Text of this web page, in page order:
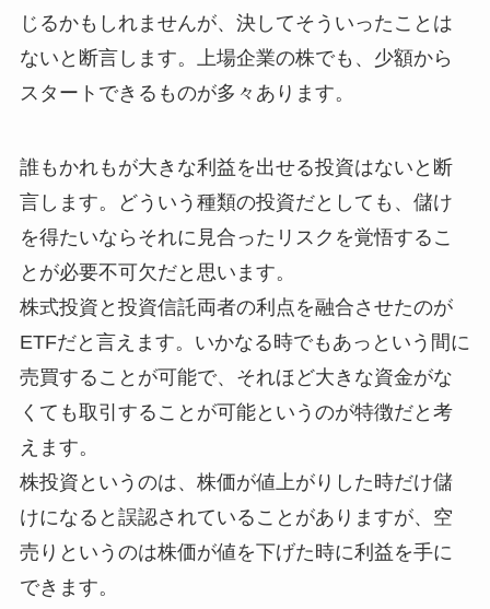
じるかもしれませんが、決してそういったことは
ないと断言します。上場企業の株でも、少額から
スタートできるものが多々あります。
誰もかれもが大きな利益を出せる投資はないと断
言します。どういう種類の投資だとしても、儲け
を得たいならそれに見合ったリスクを覚悟するこ
とが必要不可欠だと思います。
株式投資と投資信託両者の利点を融合させたのが
ETFだと言えます。いかなる時でもあっという間に
売買することが可能で、それほど大きな資金がな
くても取引することが可能というのが特徴だと考
えます。
株投資というのは、株価が値上がりした時だけ儲
けになると誤認されていることがありますが、空
売りというのは株価が値を下げた時に利益を手に
できます。